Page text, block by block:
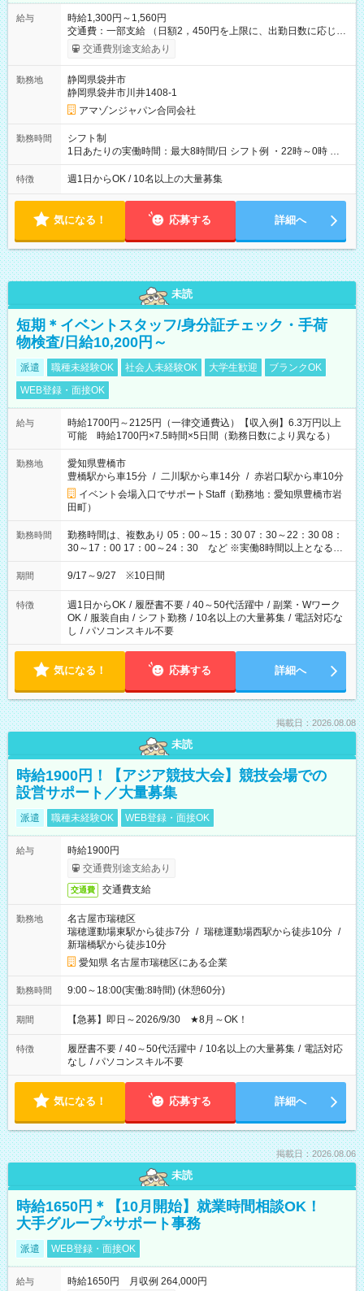
給与
時給1,300円～1,560円
交通費：一部支給 （日額2，450円を上限に、出勤日数に応じて
実費支給） ※22:00～翌5:00までは時給25%UP！ ■給与前払い
制度あり ※前払い額の上限あり、手数料無料（Amazon負担）
交通費別途支給あり
勤務地
静岡県袋井市
静岡県袋井市川井1408-1
アマゾンジャパン合同会社
勤務時間
シフト制
1日あたりの実働時間：最大8時間/日 シフト例 ・22時～0時 入
社後、就業可能シフトをご確認の上、申請してください。
特徴 週1日からOK / 10名以上の大量募集
気になる！ 応募する 詳細へ
未読
短期＊イベントスタッフ/身分証チェック・手荷
物検査/日給10,200円～
派遣 職種未経験OK 社会人未経験OK 大学生歓迎
ブランクOK
WEB登録・面接OK
給与
時給1700円～2125円（一律交通費込）【収入例】6.3万円以上
可能 時給1700円×7.5時間×5日間（勤務日数により異なる）
勤務地
愛知県豊橋市
豊橋駅から車15分 / 二川駅から車14分 / 赤岩口駅から車10分
イベント会場入口でサポートStaff（勤務地：愛知県豊橋市岩
田町）
勤務時間
勤務時間は、複数あり 05：00～15：30 07：30～22：30 08：
30～17：00 17：00～24：30 など ※実働8時間以上となる勤
務もあります。 【休憩】60分+他休憩あり 交替で取得します。
安全面に配慮しこまめな休憩があります。
期間 9/17～9/27 ※10日間
特徴 週1日からOK / 履歴書不要 / 40～50代活躍中 / 副業・Wワーク
OK / 服装自由 / シフト勤務 / 10名以上の大量募集 / 電話対応な
し / パソコンスキル不要
気になる！ 応募する 詳細へ
掲載日：2026.08.08
未読
時給1900円！【アジア競技大会】競技会場での
設営サポート／大量募集
派遣 職種未経験OK WEB登録・面接OK
給与
時給1900円
交通費別途支給あり
交通費 交通費支給
勤務地
名古屋市瑞穂区
瑞穂運動場東駅から徒歩7分 / 瑞穂運動場西駅から徒歩10分 /
新瑞橋駅から徒歩10分
愛知県 名古屋市瑞穂区にある企業
勤務時間 9:00～18:00(実働:8時間) (休憩60分)
期間 【急募】即日～2026/9/30 ★8月～OK！
特徴 履歴書不要 / 40～50代活躍中 / 10名以上の大量募集 / 電話対応
なし / パソコンスキル不要
気になる！ 応募する 詳細へ
掲載日：2026.08.06
未読
時給1650円＊【10月開始】就業時間相談OK！
大手グループ×サポート事務
派遣 WEB登録・面接OK
給与
時給1650円 月収例 264,000円